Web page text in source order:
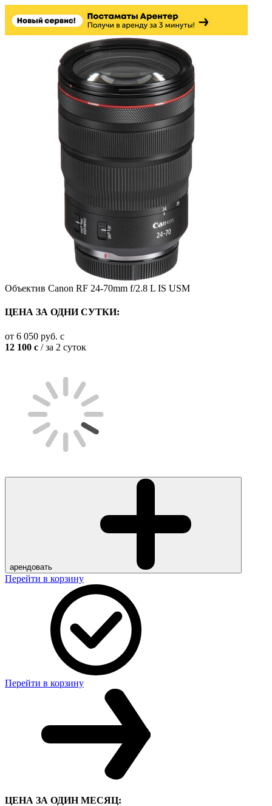
Объектив Canon RF 24-70mm f/2.8 L IS USM
ЦЕНА ЗА ОДНИ СУТКИ:
от 6 050 руб. c
12 100 c / за 2 суток
арендовать
Перейти в корзину
Перейти в корзину
ЦЕНА ЗА ОДИН МЕСЯЦ: